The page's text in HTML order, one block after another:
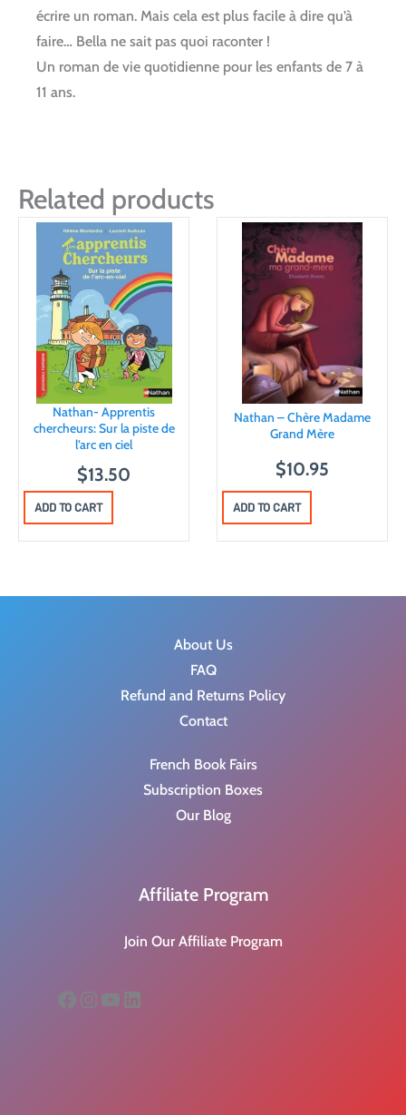
écrire un roman. Mais cela est plus facile à dire qu’à
faire… Bella ne sait pas quoi raconter !
Un roman de vie quotidienne pour les enfants de 7 à
11 ans.
Related products
Nathan- Apprentis
chercheurs: Sur la piste de
l’arc en ciel
$13.50
ADD TO CART
Nathan – Chère Madame
Grand Mère
$10.95
ADD TO CART
About Us
FAQ
Refund and Returns Policy
Contact
French Book Fairs
Subscription Boxes
Our Blog
Affiliate Program
Join Our Affiliate Program
Facebook
Instagram
YouTube
LinkedIn